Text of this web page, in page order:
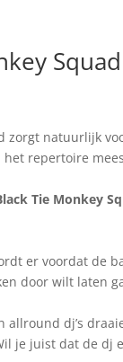
zorgt natuurlijk
het repertoire
Tie Monkey
er voordat de
door wilt laten
allround dj’s
je juist dat de dj